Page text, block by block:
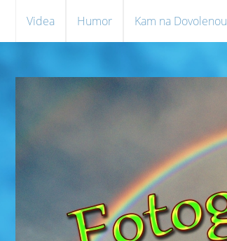
Videa Humor Kam na Dovolenou